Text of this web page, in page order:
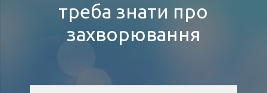
треба знати про
захворювання